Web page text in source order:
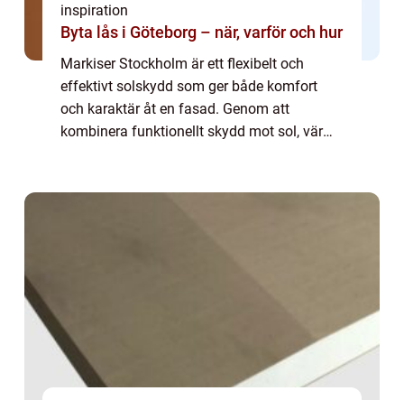
inspiration
Byta lås i Göteborg – när, varför och hur
Markiser Stockholm är ett flexibelt och
effektivt solskydd som ger både komfort
och karaktär åt en fasad. Genom att
kombinera funktionellt skydd mot sol, värme